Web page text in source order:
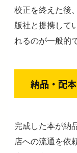
校正を終えた後
版社と提携して
れるのが一般的
納品・配本
完成した本が納
店への流通を依